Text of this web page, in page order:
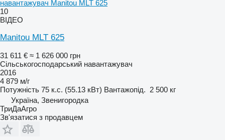
навантажувач Manitou MLT 625
10
ВІДЕО
Manitou MLT 625
31 611 € ≈ 1 626 000 грн
Сільськогосподарський навантажувач
2016
4 879 м/г
Потужність 75 к.с. (55.13 кВт) Вантажопід. 2 500 кг
Україна, Звенигородка
ТриДаАгро
Зв'язатися з продавцем